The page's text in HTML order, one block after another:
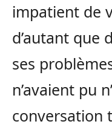
impatient de
d’autant que
ses
n’avaient pu
conversation